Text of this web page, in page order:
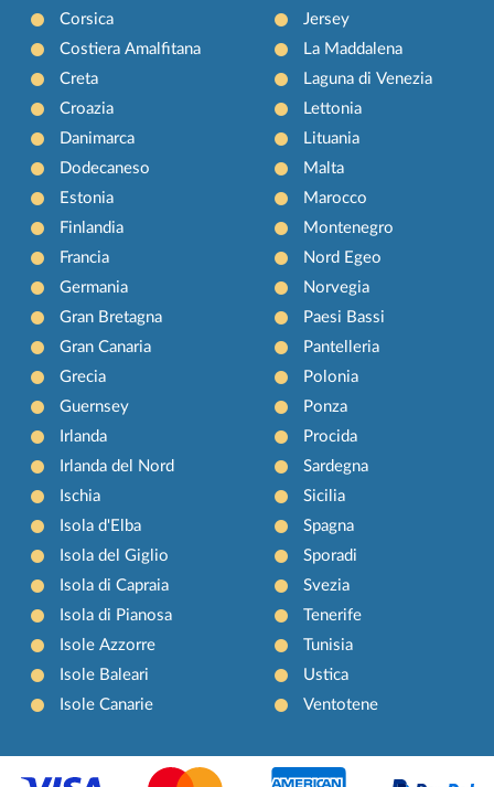
Corsica
Costiera Amalfitana
Creta
Croazia
Danimarca
Dodecaneso
Estonia
Finlandia
Francia
Germania
Gran Bretagna
Gran Canaria
Grecia
Guernsey
Irlanda
Irlanda del Nord
Ischia
Isola d'Elba
Isola del Giglio
Isola di Capraia
Isola di Pianosa
Isole Azzorre
Isole Baleari
Isole Canarie
Jersey
La Maddalena
Laguna di Venezia
Lettonia
Lituania
Malta
Marocco
Montenegro
Nord Egeo
Norvegia
Paesi Bassi
Pantelleria
Polonia
Ponza
Procida
Sardegna
Sicilia
Spagna
Sporadi
Svezia
Tenerife
Tunisia
Ustica
Ventotene